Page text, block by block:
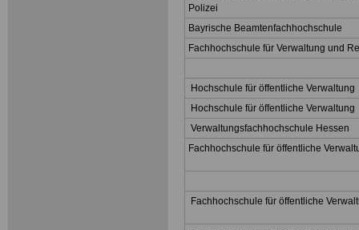
Polizei
Bayrische Beamtenfachhochschule
Fachhochschule für Verwaltung und
Hochschule für öffentliche Verwaltung
Hochschule für öffentliche Verwaltung
Verwaltungsfachhochschule Hessen
Fachhochschule für öffentliche
Fachhochschule für öffentliche